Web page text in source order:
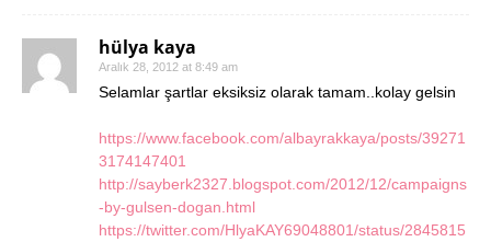
hülya kaya
Aralık 28, 2012 at 8:49 am
Selamlar şartlar eksiksiz olarak tamam..kolay gelsin
https://www.facebook.com/albayrakkaya/posts/39271
3174147401
http://sayberk2327.blogspot.com/2012/12/campaigns
-by-gulsen-dogan.html
https://twitter.com/HlyaKAY69048801/status/2845815